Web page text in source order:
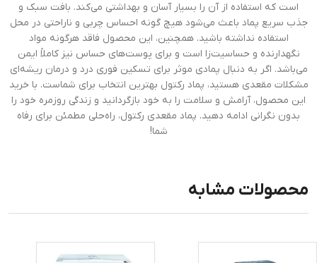
است که استفاده از آن را بسیار آسان و بهداشتی می‌کند. بافت سبک و
جذب سریع پماد باعث می‌شود هیچ گونه احساس چربی و ناراحتی در محل
استفاده نداشته باشید. همچنین، این محصول فاقد هرگونه مواد
نگهدارنده و حساسیت‌زا است و برای پوست‌های حساس نیز کاملاً ایمن
می‌باشد. اگر به دنبال پمادی موثر برای تسکین فوری درد و درمان ریشه‌ای
مشکلات مقعدی هستید، پماد رکتول بهترین انتخاب برای شماست. با خرید
این محصول، آرامش و سلامت را به خود بازگردانید و زندگی روزمره خود را
بدون نگرانی ادامه دهید. پماد مقعدی رکتول، راه‌حلی مطمئن برای رفاه
شما!
محصولات مشابه